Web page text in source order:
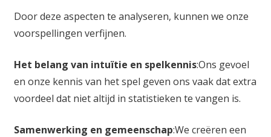
Door deze aspecten te analyseren, kunnen we onze
voorspellingen verfijnen.
Het belang van intuïtie en spelkennis:Ons gevoel
en onze kennis van het spel geven ons vaak dat extra
voordeel dat niet altijd in statistieken te vangen is.
Samenwerking en gemeenschap:We creëren een